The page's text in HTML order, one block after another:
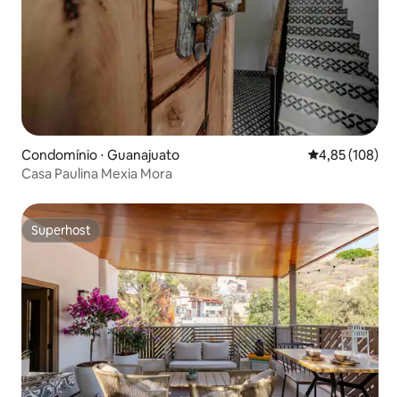
Condomínio ⋅ Guanajuato 4,85 de uma
4,85 (108)
Casa Paulina Mexia Mora
Superhost
Superhost